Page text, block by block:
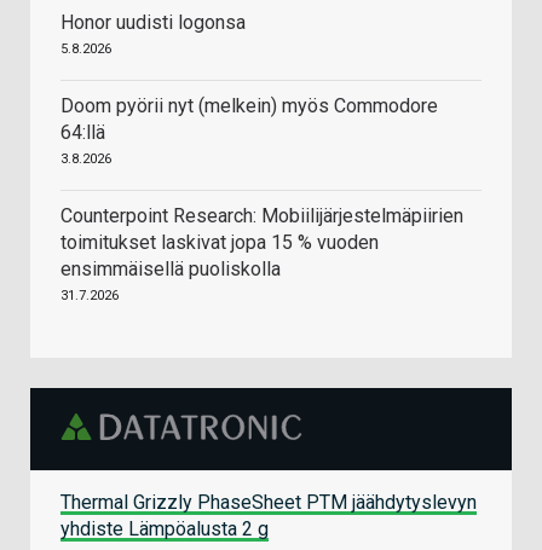
Honor uudisti logonsa
5.8.2026
Doom pyörii nyt (melkein) myös Commodore
64:llä
3.8.2026
Counterpoint Research: Mobiilijärjestelmäpiirien
toimitukset laskivat jopa 15 % vuoden
ensimmäisellä puoliskolla
31.7.2026
Thermal Grizzly PhaseSheet PTM jäähdytyslevyn
yhdiste Lämpöalusta 2 g